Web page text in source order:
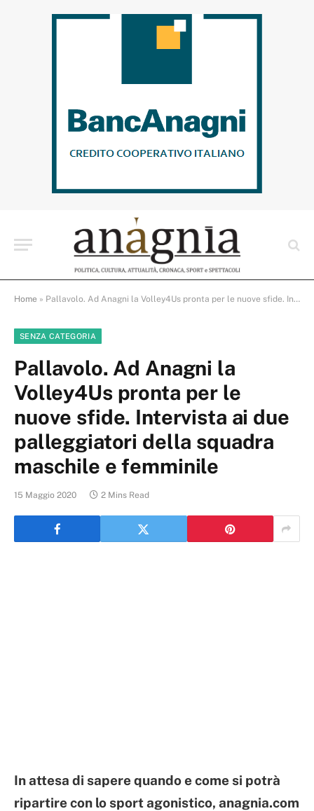
Home » Pallavolo. Ad Anagni la Volley4Us pronta per le nuove sfide. Intervista ai due palleggiatori della squadra maschile e femminile
SENZA CATEGORIA
Pallavolo. Ad Anagni la
Volley4Us pronta per le
nuove sfide. Intervista ai due
palleggiatori della squadra
maschile e femminile
15 Maggio 2020 2 Mins Read
In attesa di sapere quando e come si potrà
ripartire con lo sport agonistico, anagnia.com